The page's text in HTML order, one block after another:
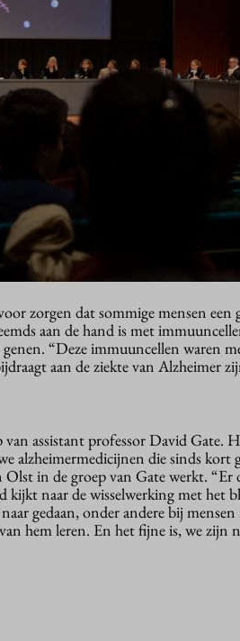
zorgen dat sommige mensen een
aan de hand is met
“Deze immuuncellen waren
aan de ziekte van Alzheimer
assistant professor David Gate.
alzheimermedicijnen die sinds kort
in de groep van Gate werkt. “Er
kijkt naar de wisselwerking met het
gedaan, onder andere bij
hem leren. En het fijne is, we zijn